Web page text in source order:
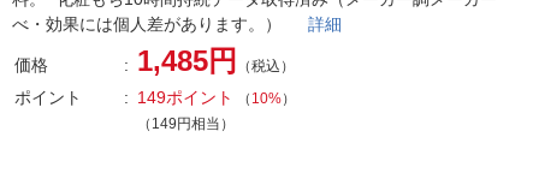
べ・効果には個人差があります。） 詳細
価格 1,485円 （税込）
ポイント 149ポイント （ 10%）
（149円相当）